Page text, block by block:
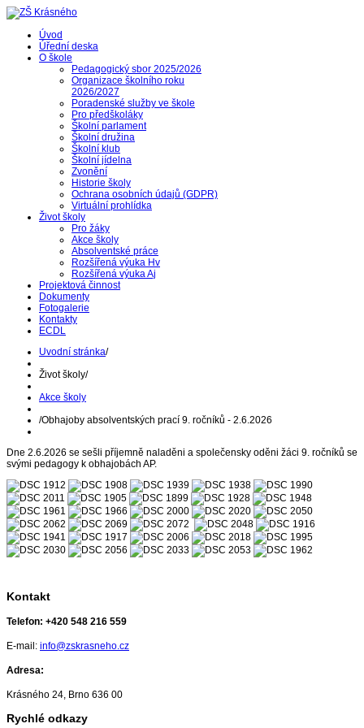
Úvod
Úřední deska
O škole
Pedagogický sbor 2025/2026
Organizace školního roku
2026/2027
Poradenské služby ve škole
Pro předškoláky
Školní parlament
Školní družina
Školní klub
Školní jídelna
Zvonění
Historie školy
Ochrana osobních údajů (GDPR)
Virtuální prohlídka
Život školy
Pro žáky
Akce školy
Absolventské práce
Rozšířená výuka Hv
Rozšířená výuka Aj
Projektová činnost
Dokumenty
Fotogalerie
Kontakty
ECDL
Uvodní stránka/
Život školy/
Akce školy
/Obhajoby absolventských prací 9. ročníků - 2.6.2026
Dne 2.6.2026 se sešli příjemně naladěni a společensky oděni žáci 9. ročníků se
svými pedagogy k obhajobách AP.
Kontakt
Telefon: +420 548 216 559
E-mail: info@zskrasneho.cz
Adresa:
Krásného 24, Brno 636 00
Rychlé odkazy